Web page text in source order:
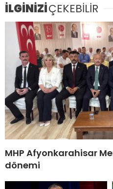
İLGİNİZİÇEKEBİLİR
MHP Afyonkarahisar
dönemi